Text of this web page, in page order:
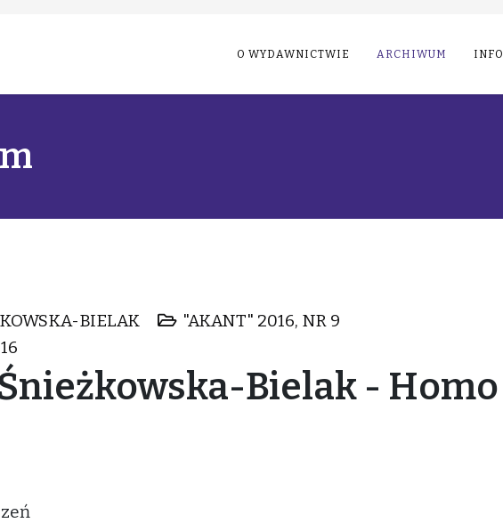
O WYDAWNICTWIE ARCHIWUM INFO
BIELAK
"AKANT" 2016, NR 9
Bielak - Homo